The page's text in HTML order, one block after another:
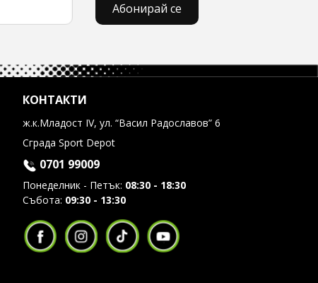
Абонирай се
КОНТАКТИ
ж.к.Младост IV, ул. “Васил Радославов” 6
Сграда Sport Depot
0701 99009
Понеделник - Петък: 08:30 - 18:30
Събота: 09:30 - 13:30